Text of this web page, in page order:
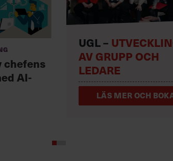
chefens
AI-
UGL –
AV GRUPP OCH
LEDARE
LÄS MER OCH